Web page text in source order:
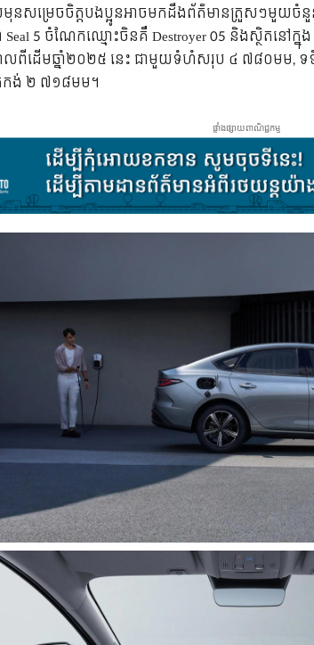
មុនសម្រេចចិត្តបងប្អូនអាចមកដឹងព័ត៌មានត្រួសៗមួយ
ា Seal 5 ចំណែកឈ្មោះចិនគឺ Destroyer 05 និងស្ថិតនៅក្នុ
រកាលពីដើមឆ្នាំ២០២៥ នេះ ជាមួយទំហំសរុប ៤ ៧៨០ម
តកង់ ២ ៧១៨មម។
ផ្ទាំងផ្សាយពាណិជ្ជកម្ម